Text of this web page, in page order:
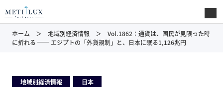
ホーム 地域別経済情報
Vol.1862：通貨は、国民が見限った時
に折れる ── エジプトの「外貨規制」と、日本に眠る1,126兆円
地域別経済情報
日本